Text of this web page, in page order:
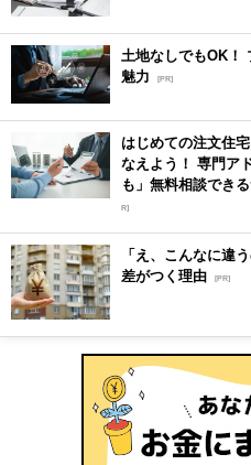
土地なしでもOK！
魅力
[PR]
はじめての注文住
なえよう！ 専門ア
も」無料相談でき
R]
「え、こんなに違
差がつく理由 [PR]